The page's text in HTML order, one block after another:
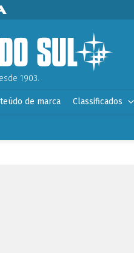
1903.
de marca Classificados